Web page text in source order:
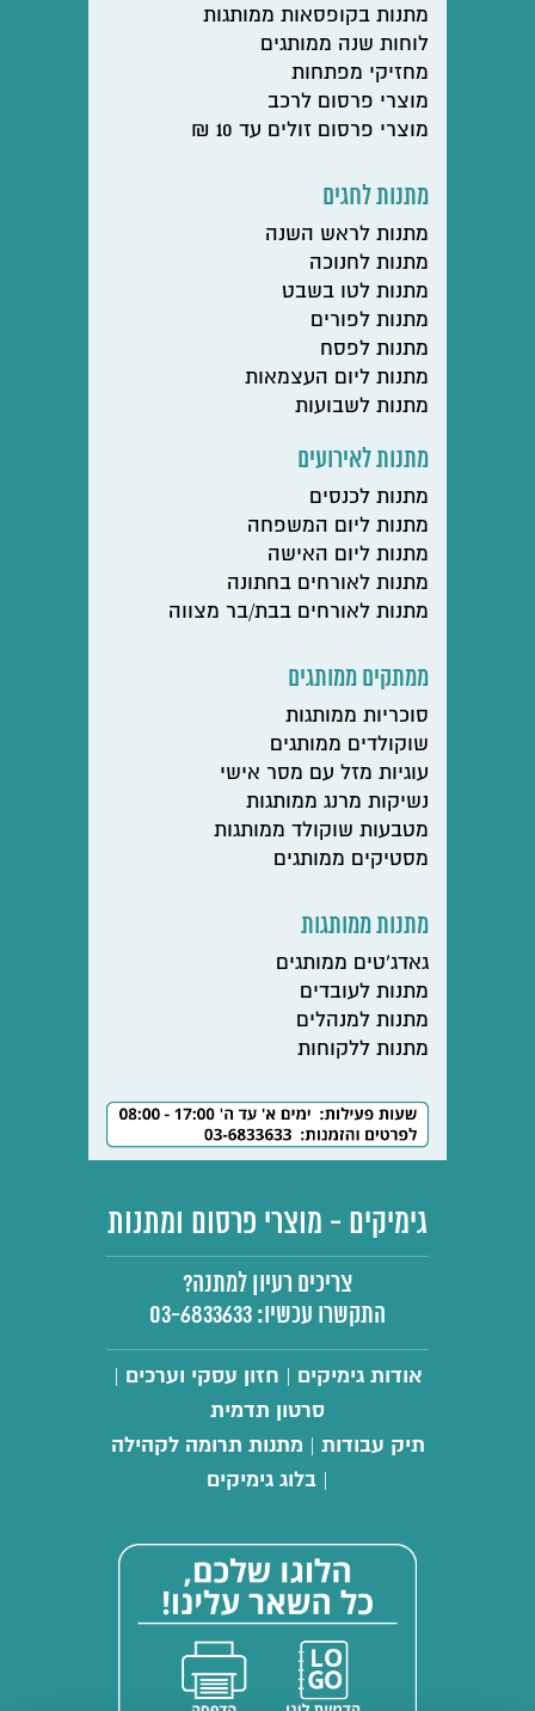
מתנות בקופסאות ממותגות
לוחות שנה ממותגים
מחזיקי מפתחות
מוצרי פרסום לרכב
מוצרי פרסום זולים עד 10 ₪
מתנות לחגים
מתנות לראש השנה
מתנות לחנוכה
מתנות לטו בשבט
מתנות לפורים
מתנות לפסח
מתנות ליום העצמאות
מתנות לשבועות
מתנות לאירועים
מתנות לכנסים
מתנות ליום המשפחה
מתנות ליום האישה
מתנות לאורחים בחתונה
מתנות לאורחים בבת/בר מצווה
ממתקים ממותגים
סוכריות ממותגות
שוקולדים ממותגים
עוגיות מזל עם מסר אישי
נשיקות מרנג ממותגות
מטבעות שוקולד ממותגות
מסטיקים ממותגים
מתנות ממותגות
גאדג'טים ממותגים
מתנות לעובדים
מתנות למנהלים
מתנות ללקוחות
גימיקים - מוצרי פרסום ומתנות
צריכים רעיון למתנה?
התקשרו עכשיו:03-6833633
אודות גימיקים | חזון עסקי וערכים |
סרטון תדמית
תיק עבודות | מתנות תרומה לקהילה
| בלוג גימיקים